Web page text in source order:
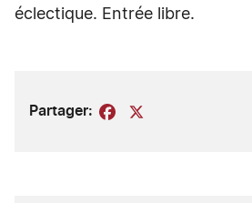
éclectique. Entrée libre.
Partager: Facebook